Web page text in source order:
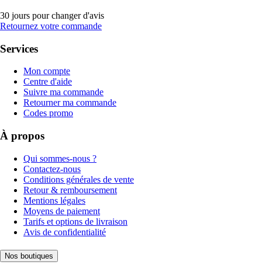
30 jours pour changer d'avis
Retournez votre commande
Services
Mon compte
Centre d'aide
Suivre ma commande
Retourner ma commande
Codes promo
À propos
Qui sommes-nous ?
Contactez-nous
Conditions générales de vente
Retour & remboursement
Mentions légales
Moyens de paiement
Tarifs et options de livraison
Avis de confidentialité
Nos boutiques